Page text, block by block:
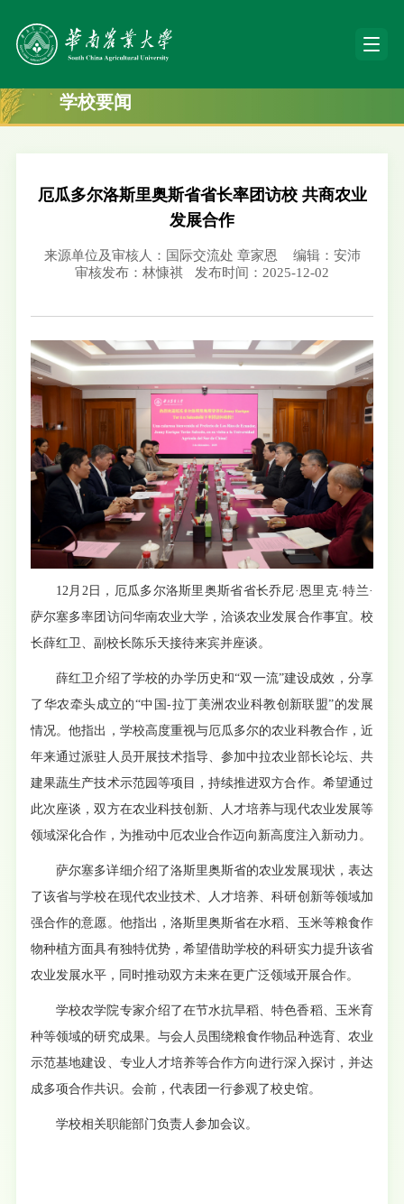
学校要闻
厄瓜多尔洛斯里奥斯省省长率团访校 共商农业
发展合作
来源单位及审核人：国际交流处 章家恩
编辑：安沛
审核发布：林慷祺
发布时间：2025-12-02
12月2日，厄瓜多尔洛斯里奥斯省省长乔尼·恩里克·特兰·
萨尔塞多率团访问华南农业大学，洽谈农业发展合作事宜。校
长薛红卫、副校长陈乐天接待来宾并座谈。
薛红卫介绍了学校的办学历史和“双一流”建设成效，分享
了华农牵头成立的“中国-拉丁美洲农业科教创新联盟”的发展
情况。他指出，学校高度重视与厄瓜多尔的农业科教合作，近
年来通过派驻人员开展技术指导、参加中拉农业部长论坛、共
建果蔬生产技术示范园等项目，持续推进双方合作。希望通过
此次座谈，双方在农业科技创新、人才培养与现代农业发展等
领域深化合作，为推动中厄农业合作迈向新高度注入新动力。
萨尔塞多详细介绍了洛斯里奥斯省的农业发展现状，表达
了该省与学校在现代农业技术、人才培养、科研创新等领域加
强合作的意愿。他指出，洛斯里奥斯省在水稻、玉米等粮食作
物种植方面具有独特优势，希望借助学校的科研实力提升该省
农业发展水平，同时推动双方未来在更广泛领域开展合作。
学校农学院专家介绍了在节水抗旱稻、特色香稻、玉米育
种等领域的研究成果。与会人员围绕粮食作物品种选育、农业
示范基地建设、专业人才培养等合作方向进行深入探讨，并达
成多项合作共识。会前，代表团一行参观了校史馆。
学校相关职能部门负责人参加会议。